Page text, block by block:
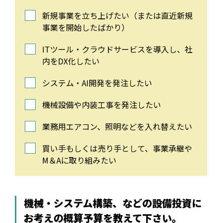
新規事業を立ち上げたい（または直近新規
事業を開始したばかり）
ITツール・クラウドサービスを導入し、社
内をDX化したい
システム・AI開発を発注したい
機械設備や内装工事を発注したい
業務用エアコン、照明などを入れ替えたい
買い手もしくは売り手として、事業承継や
M＆Aに取り組みたい
機械・システム構築、などの設備投資に
お考えの概算予算を教えて下さい。